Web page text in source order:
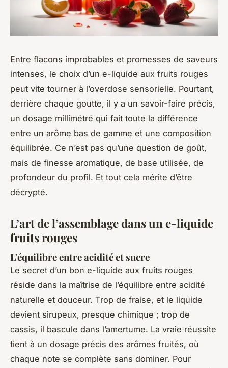
Entre flacons improbables et promesses de saveurs
intenses, le choix d’un e-liquide aux fruits rouges
peut vite tourner à l’overdose sensorielle. Pourtant,
derrière chaque goutte, il y a un savoir-faire précis,
un dosage millimétré qui fait toute la différence
entre un arôme bas de gamme et une composition
équilibrée. Ce n’est pas qu’une question de goût,
mais de finesse aromatique, de base utilisée, de
profondeur du profil. Et tout cela mérite d’être
décrypté.
L’art de l’assemblage dans un e-liquide
fruits rouges
L'équilibre entre acidité et sucre
Le secret d’un bon e-liquide aux fruits rouges
réside dans la maîtrise de l’équilibre entre acidité
naturelle et douceur. Trop de fraise, et le liquide
devient sirupeux, presque chimique ; trop de
cassis, il bascule dans l’amertume. La vraie réussite
tient à un dosage précis des arômes fruités, où
chaque note se complète sans dominer. Pour